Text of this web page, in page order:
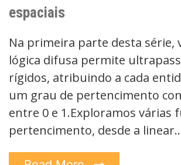
espaciais
Na primeira parte desta série,
lógica difusa permite
rígidos, atribuindo a cada
um grau de pertencimento
entre 0 e 1.Exploramos várias
pertencimento, desde a